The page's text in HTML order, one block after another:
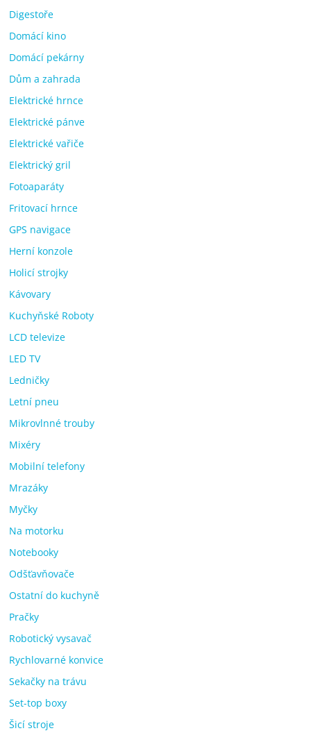
Digestoře
Domácí kino
Domácí pekárny
Dům a zahrada
Elektrické hrnce
Elektrické pánve
Elektrické vařiče
Elektrický gril
Fotoaparáty
Fritovací hrnce
GPS navigace
Herní konzole
Holicí strojky
Kávovary
Kuchyňské Roboty
LCD televize
LED TV
Ledničky
Letní pneu
Mikrovlnné trouby
Mixéry
Mobilní telefony
Mrazáky
Myčky
Na motorku
Notebooky
Odšťavňovače
Ostatní do kuchyně
Pračky
Robotický vysavač
Rychlovarné konvice
Sekačky na trávu
Set-top boxy
Šicí stroje